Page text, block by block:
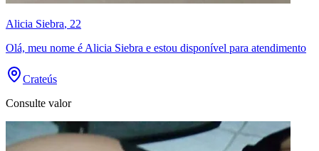
Alicia Siebra, 22
Olá, meu nome é Alicia Siebra e estou disponível para atendimento
Crateús
Consulte valor